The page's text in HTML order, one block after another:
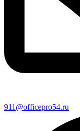
911@officepro54.ru